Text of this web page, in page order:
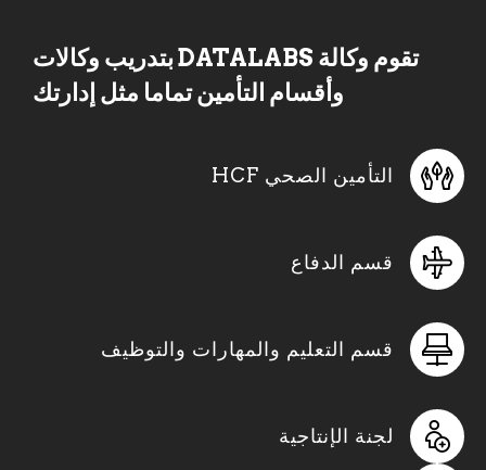
تقوم وكالة DATALABS بتدريب وكالات
وأقسام التأمين تماما مثل إدارتك
التأمين الصحي HCF
قسم الدفاع
قسم التعليم والمهارات والتوظيف
لجنة الإنتاجية